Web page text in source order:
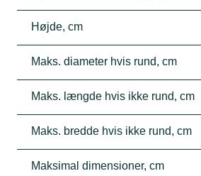
Højde, cm
Maks. diameter hvis rund, cm
Maks. længde hvis ikke rund, cm
Maks. bredde hvis ikke rund, cm
Maksimal dimensioner, cm